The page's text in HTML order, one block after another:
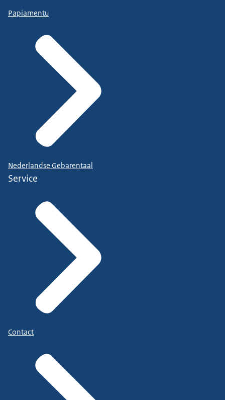
Papiamentu
Nederlandse Gebarentaal
Service
Contact